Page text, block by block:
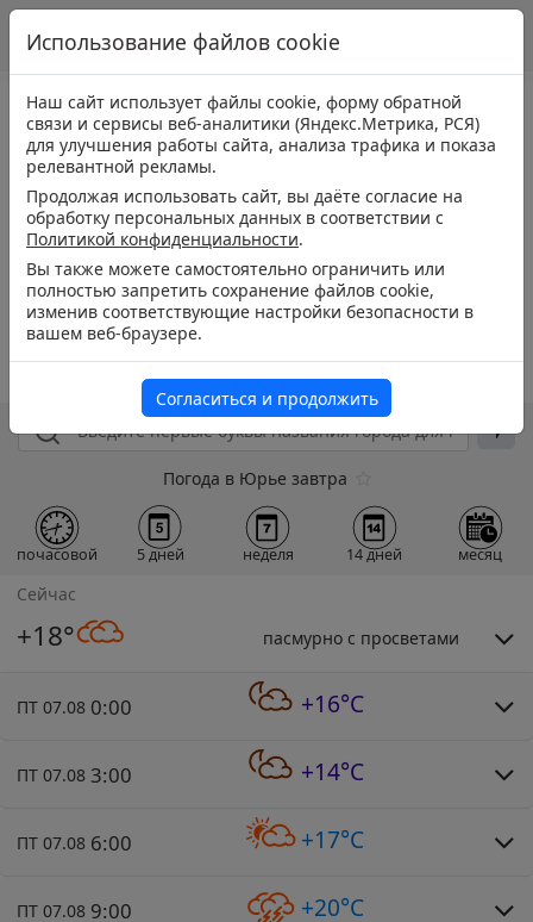
Погода в Юрье завтра
почасовой 5 дней неделя 14 дней месяц
Сейчас
+18° пасмурно с просветами
ПТ 07.08 0:00 +16°C
ПТ 07.08 3:00 +14°C
ПТ 07.08 6:00 +17°C
ПТ 07.08 9:00 +20°C
Использование файлов cookie
Наш сайт использует файлы cookie, форму обратной
связи и сервисы веб-аналитики (Яндекс.Метрика, РСЯ)
для улучшения работы сайта, анализа трафика и показа
релевантной рекламы.
Продолжая использовать сайт, вы даёте согласие на
обработку персональных данных в соответствии с
Политикой конфиденциальности.
Вы также можете самостоятельно ограничить или
полностью запретить сохранение файлов cookie,
изменив соответствующие настройки безопасности в
вашем веб-браузере.
Согласиться и продолжить